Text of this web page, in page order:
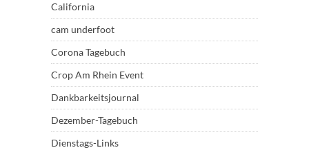
California
cam underfoot
Corona Tagebuch
Crop Am Rhein Event
Dankbarkeitsjournal
Dezember-Tagebuch
Dienstags-Links